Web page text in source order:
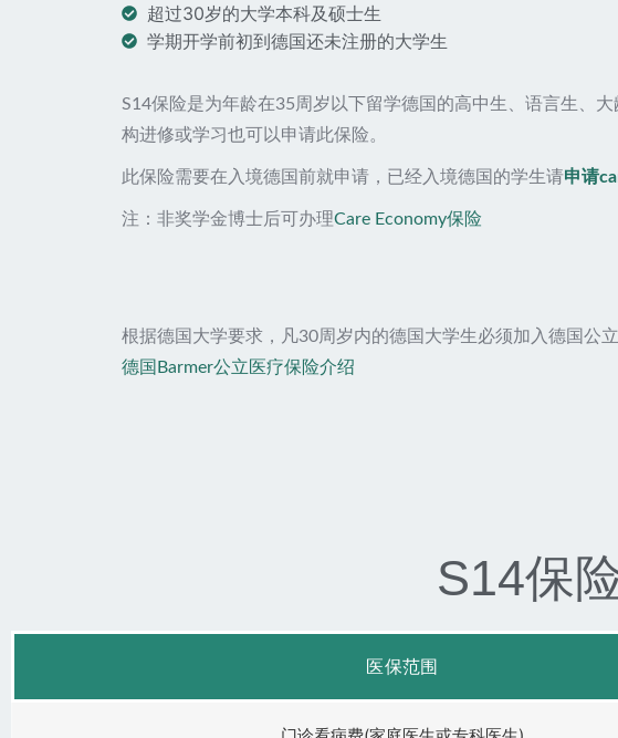
超过30岁的大学本科及硕士生
学期开学前初到德国还未注册的大学生
S14保险是为年龄在35周岁以下留学德国的高中生、语言生、
构进修或学习也可以申请此保险。
此保险需要在入境德国前就申请，已经入境德国的学生请申请
注：非奖学金博士后可办理Care Economy保险
根据德国大学要求，凡30周岁内的德国大学生必须加入德国公
德国Barmer公立医疗保险介绍
S14保
医保范围